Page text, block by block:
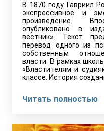
В 1870 году Гавриил
экспрессивное и
произведение.
опубликовано в
вестник». Текст
перевод одного из
собственным
власти. В рамках
«Властителям и
классе. История
Читать полностью